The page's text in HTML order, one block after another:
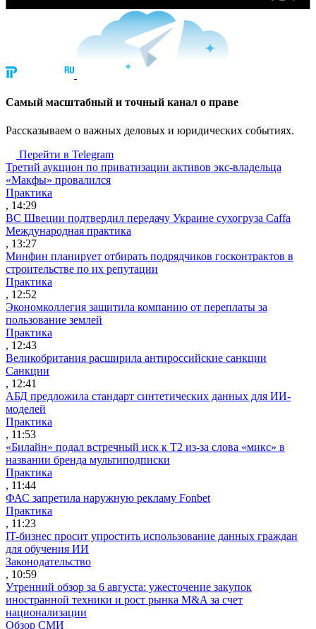
Cамый масштабный и точный канал о праве
Рассказываем о важных деловых и юридических событиях.
Перейти в Telegram
Третий аукцион по приватизации активов экс-владельца
«Макфы» провалился
Практика
, 14:29
ВС Швеции подтвердил передачу Украине сухогруза Caffa
Международная практика
, 13:27
Минфин планирует отбирать подрядчиков госконтрактов в
строительстве по их репутации
Практика
, 12:52
Экономколлегия защитила компанию от переплаты за
пользование землей
Практика
, 12:43
Великобритания расширила антироссийские санкции
Санкции
, 12:41
АБД предложила стандарт синтетических данных для ИИ-
моделей
Практика
, 11:53
«Билайн» подал встречный иск к Т2 из-за слова «микс» в
названии бренда мультиподписки
Практика
, 11:44
ФАС запретила наружную рекламу Fonbet
Практика
, 11:23
IT-бизнес просит упростить использование данных граждан
для обучения ИИ
Законодательство
, 10:59
Утренний обзор за 6 августа: ужесточение закупок
иностранной техники и рост рынка M&A за счет
национализации
Обзор СМИ